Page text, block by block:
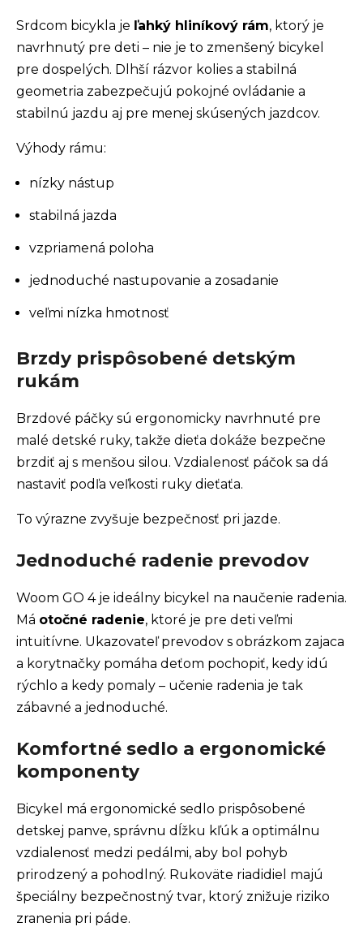
Srdcom bicykla je ľahký hliníkový rám, ktorý je
navrhnutý pre deti – nie je to zmenšený bicykel
pre dospelých. Dlhší rázvor kolies a stabilná
geometria zabezpečujú pokojné ovládanie a
stabilnú jazdu aj pre menej skúsených jazdcov.
Výhody rámu:
nízky nástup
stabilná jazda
vzpriamená poloha
jednoduché nastupovanie a zosadanie
veľmi nízka hmotnosť
Brzdy prispôsobené detským
rukám
Brzdové páčky sú ergonomicky navrhnuté pre
malé detské ruky, takže dieťa dokáže bezpečne
brzdiť aj s menšou silou. Vzdialenosť páčok sa dá
nastaviť podľa veľkosti ruky dieťaťa.
To výrazne zvyšuje bezpečnosť pri jazde.
Jednoduché radenie prevodov
Woom GO 4 je ideálny bicykel na naučenie radenia.
Má otočné radenie, ktoré je pre deti veľmi
intuitívne. Ukazovateľ prevodov s obrázkom zajaca
a korytnačky pomáha deťom pochopiť, kedy idú
rýchlo a kedy pomaly – učenie radenia je tak
zábavné a jednoduché.
Komfortné sedlo a ergonomické
komponenty
Bicykel má ergonomické sedlo prispôsobené
detskej panve, správnu dĺžku kľúk a optimálnu
vzdialenosť medzi pedálmi, aby bol pohyb
prirodzený a pohodlný. Rukoväte riadidiel majú
špeciálny bezpečnostný tvar, ktorý znižuje riziko
zranenia pri páde.